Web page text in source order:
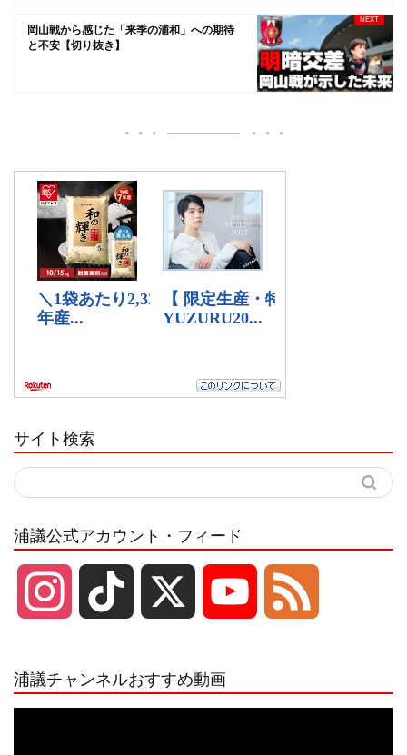
岡山戦から感じた「来季の浦和」への期待
と不安【切り抜き】
サイト検索
浦議公式アカウント・フィード
浦議チャンネルおすすめ動画